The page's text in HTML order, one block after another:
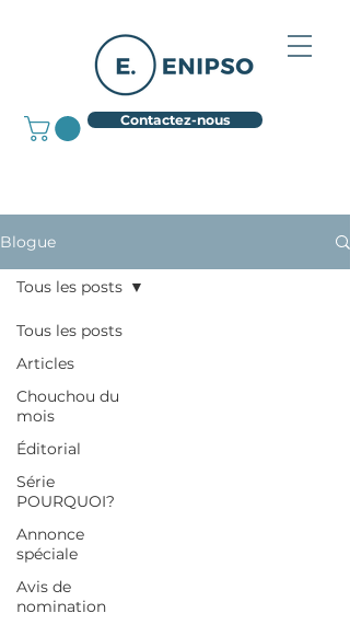
Contactez-nous
Blogue
Tous les posts
Articles
Chouchou du
mois
Éditorial
Série
POURQUOI?
Annonce
spéciale
Avis de
nomination
Tous les posts